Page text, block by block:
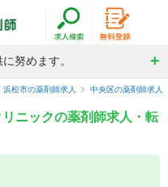
努めます。
浜松市の薬剤師求人 中央区の薬剤師求人
ニックの薬剤師求人・転